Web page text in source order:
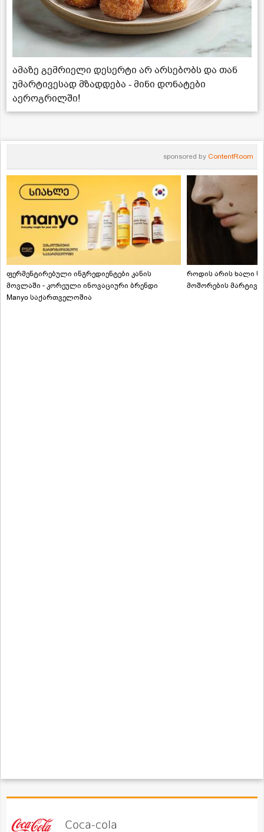
ამაზე გემრიელი დესერტი არ არსებობს და თან
უმარტივესად მზადდება - მინი დონატები
აეროგრილში!
sponsored by ContentRoom
ფერმენტირებული ინგრედიენტები კანის
მოვლაში - კორეული ინოვაციური ბრენდი
Manyo საქართველოშია
როდის არის ხალი
მოშორების
Coca-cola